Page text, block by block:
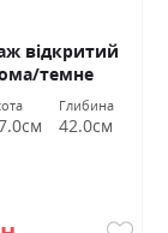
відкритий
темне
Глибина
42.0см